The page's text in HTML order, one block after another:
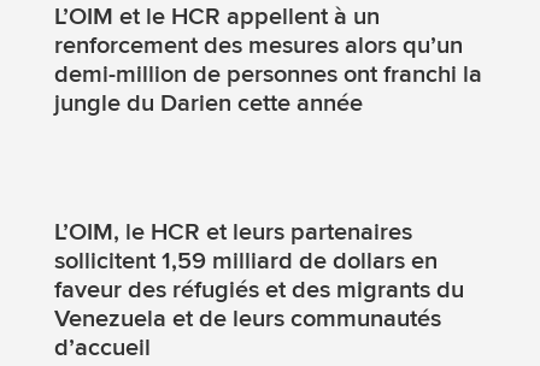
L’OIM et le HCR appellent à un
renforcement des mesures alors qu’un
demi-million de personnes ont franchi la
jungle du Darien cette année
L’OIM, le HCR et leurs partenaires
sollicitent 1,59 milliard de dollars en
faveur des réfugiés et des migrants du
Venezuela et de leurs communautés
d’accueil